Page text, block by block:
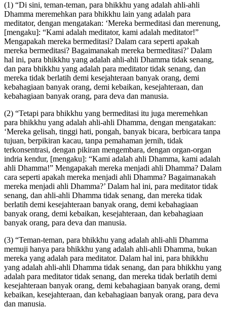
(1) “Di sini, teman-teman, para bhikkhu yang adalah ahli-ahli
Dhamma meremehkan para bhikkhu lain yang adalah para
meditator, dengan mengatakan: ‘Mereka bermeditasi dan merenung,
[mengaku]: “Kami adalah meditator, kami adalah meditator!”
Mengapakah mereka bermeditasi? Dalam cara seperti apakah
mereka bermeditasi? Bagaimanakah mereka bermeditasi?’ Dalam
hal ini, para bhikkhu yang adalah ahli-ahli Dhamma tidak senang,
dan para bhikkhu yang adalah para meditator tidak senang, dan
mereka tidak berlatih demi kesejahteraan banyak orang, demi
kebahagiaan banyak orang, demi kebaikan, kesejahteraan, dan
kebahagiaan banyak orang, para deva dan manusia.
(2) “Tetapi para bhikkhu yang bermeditasi itu juga meremehkan
para bhikkhu yang adalah ahli-ahli Dhamma, dengan mengatakan:
‘Mereka gelisah, tinggi hati, pongah, banyak bicara, berbicara tanpa
tujuan, berpikiran kacau, tanpa pemahaman jernih, tidak
terkonsentrasi, dengan pikiran mengembara, dengan organ-organ
indria kendur, [mengaku]: “Kami adalah ahli Dhamma, kami adalah
ahli Dhamma!” Mengapakah mereka menjadi ahli Dhamma? Dalam
cara seperti apakah mereka menjadi ahli Dhamma? Bagaimanakah
mereka menjadi ahli Dhamma?’ Dalam hal ini, para meditator tidak
senang, dan ahli-ahli Dhamma tidak senang, dan mereka tidak
berlatih demi kesejahteraan banyak orang, demi kebahagiaan
banyak orang, demi kebaikan, kesejahteraan, dan kebahagiaan
banyak orang, para deva dan manusia.
(3) “Teman-teman, para bhikkhu yang adalah ahli-ahli Dhamma
memuji hanya para bhikkhu yang adalah ahli-ahli Dhamma, bukan
mereka yang adalah para meditator. Dalam hal ini, para bhikkhu
yang adalah ahli-ahli Dhamma tidak senang, dan para bhikkhu yang
adalah para meditator tidak senang, dan mereka tidak berlatih demi
kesejahteraan banyak orang, demi kebahagiaan banyak orang, demi
kebaikan, kesejahteraan, dan kebahagiaan banyak orang, para deva
dan manusia.